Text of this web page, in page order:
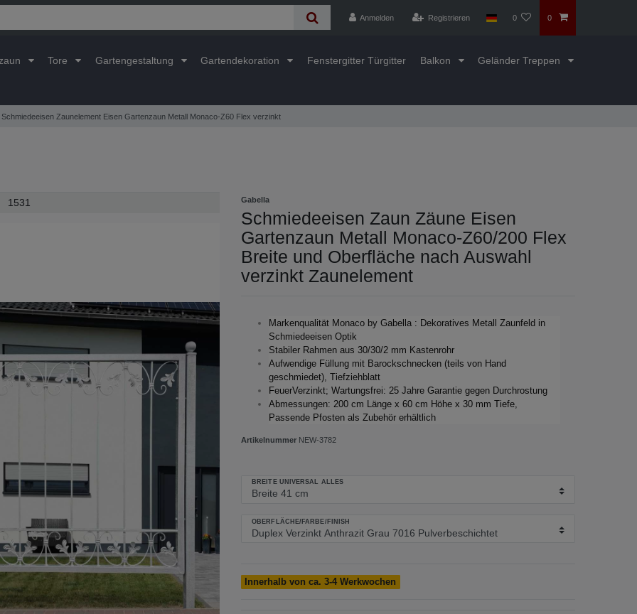
Anmelden Registrieren 0 0
Tore Gartengestaltung Gartendekoration Fenstergitter Türgitter Balkon Geländer Treppen
Schmiedeeisen Zaunelement Eisen Gartenzaun Metall Monaco-Z60 Flex verzinkt
1531 Gabella
Schmiedeeisen Zaun Zäune Eisen
Gartenzaun Metall Monaco-Z60/200 Flex
Breite und Oberfläche nach Auswahl
verzinkt Zaunelement
Markenqualität Monaco by Gabella : Dekoratives Metall Zaunfeld in
Schmiedeeisen Optik
Stabiler Rahmen aus 30/30/2 mm Kastenrohr
Aufwendige Füllung mit Barockschnecken (teils von Hand
geschmiedet), Tiefziehblatt
FeuerVerzinkt; Wartungsfrei: 25 Jahre Garantie gegen Durchrostung
Abmessungen: 200 cm Länge x 60 cm Höhe x 30 mm Tiefe,
Passende Pfosten als Zubehör erhältlich
Artikelnummer NEW-3782
BREITE UNIVERSAL ALLES
OBERFLÄCHE/FARBE/FINISH
Innerhalb von ca. 3-4 Werkwochen